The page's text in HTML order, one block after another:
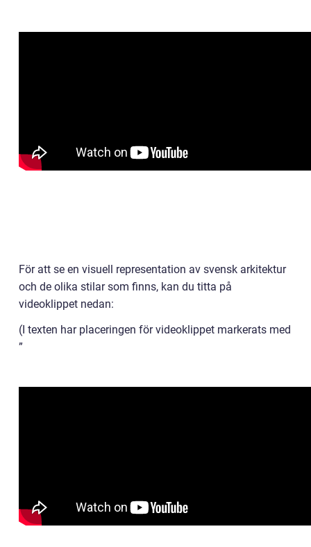
För att se en visuell representation av svensk arkitektur
och de olika stilar som finns, kan du titta på
videoklippet nedan:
(I texten har placeringen för videoklippet markerats med
”